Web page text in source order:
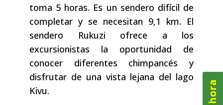
toma 5 horas. Es un sendero difícil de
completar y se necesitan 9,1 km. El
sendero Rukuzi ofrece a los
excursionistas la oportunidad de
conocer diferentes chimpancés y
disfrutar de una vista lejana del lago
Kivu.